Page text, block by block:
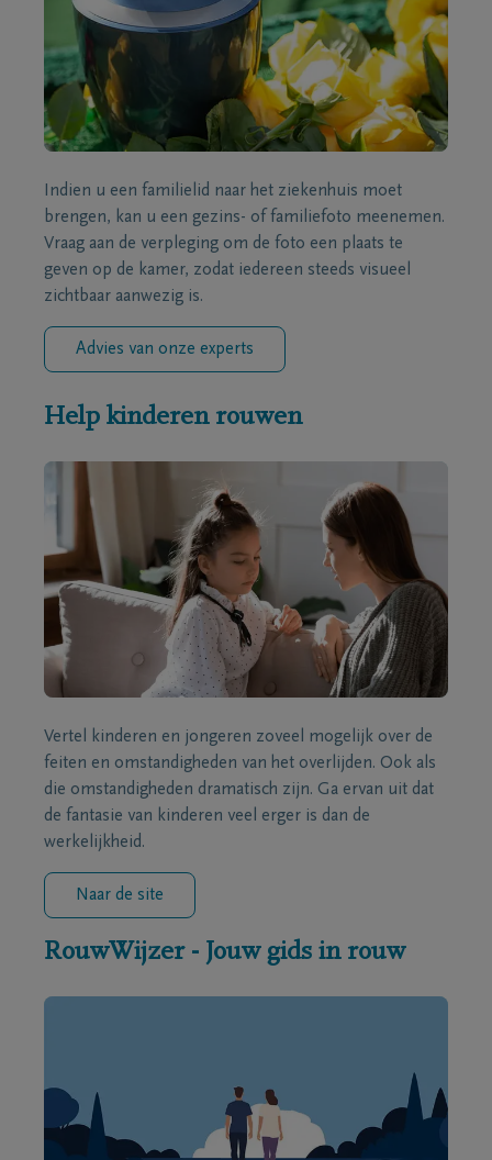
Indien u een familielid naar het ziekenhuis moet
brengen, kan u een gezins- of familiefoto meenemen.
Vraag aan de verpleging om de foto een plaats te
geven op de kamer, zodat iedereen steeds visueel
zichtbaar aanwezig is.
Advies van onze experts
Help kinderen rouwen
Vertel kinderen en jongeren zoveel mogelijk over de
feiten en omstandigheden van het overlijden. Ook als
die omstandigheden dramatisch zijn. Ga ervan uit dat
de fantasie van kinderen veel erger is dan de
werkelijkheid.
Naar de site
RouwWijzer - Jouw gids in rouw